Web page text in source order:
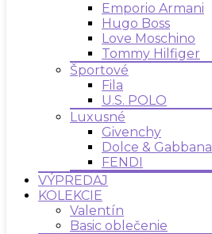
Emporio Armani
Hugo Boss
Love Moschino
Tommy Hilfiger
Športové
Fila
U.S. POLO
Luxusné
Givenchy
Dolce & Gabbana
FENDI
VÝPREDAJ
KOLEKCIE
Valentín
Basic oblečenie